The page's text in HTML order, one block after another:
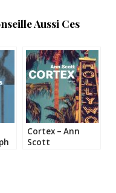
Aussi Ces
Cortex – Ann
Scott